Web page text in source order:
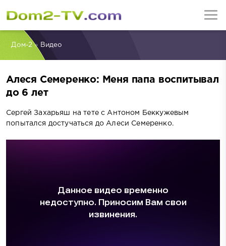
Дом-2» Видео
Алеся Семеренко: Меня папа воспитывал
до 6 лет
Сергей Захарьяш на тете с Антоном Беккужевым
попытался достучаться до Алеси Семеренко.